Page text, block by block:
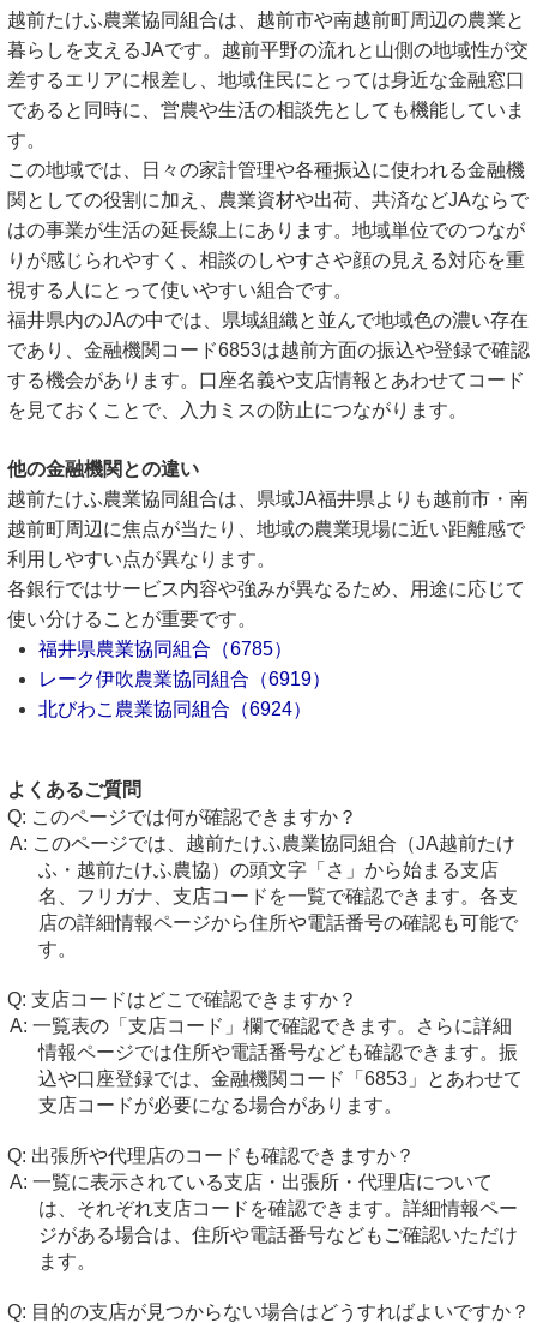
越前たけふ農業協同組合は、越前市や南越前町周辺の農業と
暮らしを支えるJAです。越前平野の流れと山側の地域性が交
差するエリアに根差し、地域住民にとっては身近な金融窓口
であると同時に、営農や生活の相談先としても機能していま
す。
この地域では、日々の家計管理や各種振込に使われる金融機
関としての役割に加え、農業資材や出荷、共済などJAならで
はの事業が生活の延長線上にあります。地域単位でのつなが
りが感じられやすく、相談のしやすさや顔の見える対応を重
視する人にとって使いやすい組合です。
福井県内のJAの中では、県域組織と並んで地域色の濃い存在
であり、金融機関コード6853は越前方面の振込や登録で確認
する機会があります。口座名義や支店情報とあわせてコード
を見ておくことで、入力ミスの防止につながります。
他の金融機関との違い
越前たけふ農業協同組合は、県域JA福井県よりも越前市・南
越前町周辺に焦点が当たり、地域の農業現場に近い距離感で
利用しやすい点が異なります。
各銀行ではサービス内容や強みが異なるため、用途に応じて
使い分けることが重要です。
福井県農業協同組合（6785）
レーク伊吹農業協同組合（6919）
北びわこ農業協同組合（6924）
よくあるご質問
このページでは何が確認できますか？
このページでは、越前たけふ農業協同組合（JA越前たけ
ふ・越前たけふ農協）の頭文字「さ」から始まる支店
名、フリガナ、支店コードを一覧で確認できます。各支
店の詳細情報ページから住所や電話番号の確認も可能で
す。
支店コードはどこで確認できますか？
一覧表の「支店コード」欄で確認できます。さらに詳細
情報ページでは住所や電話番号なども確認できます。振
込や口座登録では、金融機関コード「6853」とあわせて
支店コードが必要になる場合があります。
出張所や代理店のコードも確認できますか？
一覧に表示されている支店・出張所・代理店について
は、それぞれ支店コードを確認できます。詳細情報ペー
ジがある場合は、住所や電話番号などもご確認いただけ
ます。
目的の支店が見つからない場合はどうすればよいですか？